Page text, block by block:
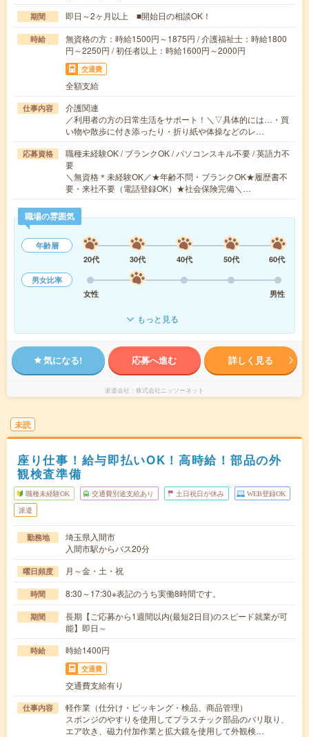
期間 即日～2ヶ月以上 ■開始日の相談OK！
時給
無資格の方：時給1500円～1875円 / 介護福祉士：時給1800
円～2250円 / 初任者以上：時給1600円～2000円
交通費
全額支給
仕事内容
介護関連
／利用者の方の日常生活をサポート！＼▽具体的には…・買
い物や散歩に付き添ったり・折り紙や体操などのレ…
応募資格
職種未経験OK / ブランクOK / パソコンスキル不要 / 英語力不
要
＼無資格＊未経験OK／★年齢不問・ブランクOK★履歴書不
要・来社不要（電話登録OK）★社会保険完備＼…
職場の雰囲気
年齢層
20代
30代 40代 50代
60代
男女比率
女性
男性
もっと見る
気になる! 応募へ進む 詳しく見る
派遣会社 株式会社ニッソーネット
未読
座り仕事！給与即払いOK！高時給！部品の外
観検査準備
職種未経験OK 交通費別途支給あり 土日祝日が休み WEB登録OK
派遣
勤務地
埼玉県入間市
入間市駅からバス20分
曜日頻度 月～金・土・祝
時間 8:30～17:30※表記のうち実働8時間です。
期間
長期【ご応募から1週間以内(最短2日目)のスピード就業が可
能】即日～
時給 時給1400円
交通費
交通費支給有り
仕事内容
軽作業（仕分け・ピッキング・検品、商品管理）
スポンジのやすりを使用してプラスチック部品のバリ取り、
エア吹き、磁力付加作業と拡大鏡を使用して外観検…